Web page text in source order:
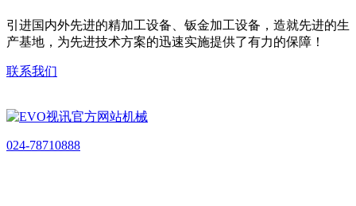
引进国内外先进的精加工设备、钣金加工设备，造就先进的生
产基地，为先进技术方案的迅速实施提供了有力的保障！
联系我们
024-78710888